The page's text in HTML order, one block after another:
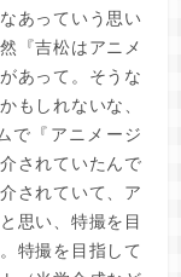
あっていう思い
『吉松はアニメ
あって。そうな
もしれないな、
で『アニメージ
されていたんで
されていて、ア
思い、特撮を目
特撮を目指して